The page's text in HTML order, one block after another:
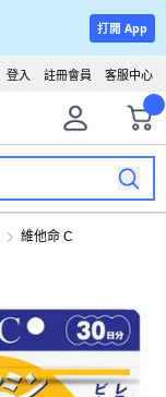
打開 App
客服中心
註冊會員
登入
維他命 C